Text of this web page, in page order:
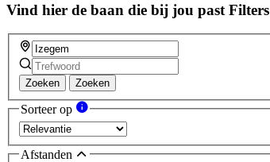
Vind hier de baan die bij jou past Filters
Zoeken Zoeken
Sorteer op
Afstanden